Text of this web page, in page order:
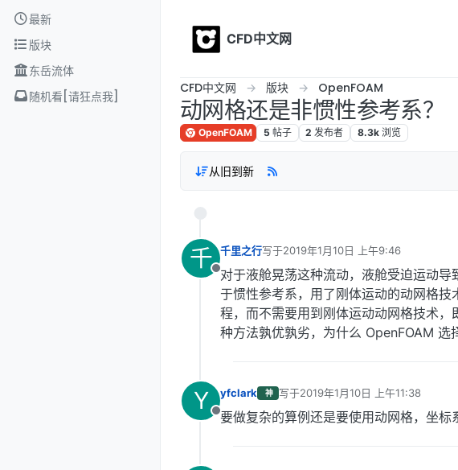
Skip to content
最新
版块
东岳流体
随机看[请狂点我]
CFD中文网
CFD中文网 版块 OpenFOAM
动网格还是非惯性参考系？
OpenFOAM 5 帖子 2 发布者 8.3k 浏览
从旧到新
千
离线
千里之行写于2019年1月10日 上午9:46
最后由 编辑
对于液舱晃荡这种流动，液舱受迫运动
于惯性参考系，用了刚体运动的动网格
程，而不需要用到刚体运动动网格技术
种方法孰优孰劣，为什么 OpenFOAM 选
Y
离线
yfclark 神 写于2019年1月10日 上午11:38
最后由 编辑
要做复杂的算例还是要使用动网格，坐